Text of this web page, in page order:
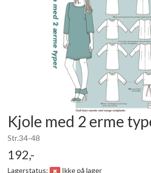
Kjole med 2 erme
Str.34-48
192,-
Lagerstatus:
Ikke på lager